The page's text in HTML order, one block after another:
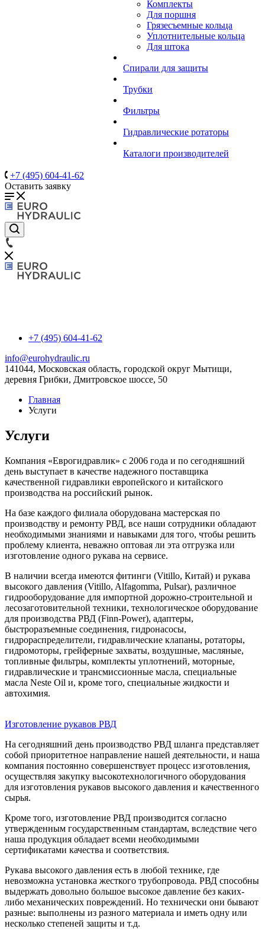
Комплекты
Для поршня
Грязесъемные кольца
Уплотнительные кольца
Для штока
Спирали для защиты
Трубки
Фильтры
Гидравлические ротаторы
Каталоги производителей
+7 (495) 604-41-62
Оставить заявку
+7 (495) 604-41-62
info@eurohydraulic.ru
141044, Московская область, городской округ Мытищи,
деревня Грибки, Дмитровское шоссе, 50
Главная
Услуги
Услуги
Компания «Еврогидравлик» с 2006 года и по сегодняшний
день выступает в качестве надежного поставщика
качественной гидравлики европейского и китайского
производства на российский рынок.
На базе каждого филиала оборудована мастерская по
производству и ремонту РВД, все наши сотрудники обладают
необходимыми знаниями и навыками для того, чтобы решить
проблему клиента, неважно оптовая ли эта отгрузка или
изготовление одного рукава на сервисе.
В наличии всегда имеются фитинги (Vitillo, Китай) и рукава
высокого давления (Vitillo, Alfagomma, Pulsar), различное
гидрооборудование для импортной дорожно-строительной и
лесозаготовительной техники, технологическое оборудование
для производства РВД (Finn-Power), адаптеры,
быстроразъемные соединения, гидронасосы,
гидрораспределители, гидравлические клапаны, ротаторы,
гидромоторы, грейферные захваты, воздушные, масляные,
топливные фильтры, комплекты уплотнений, моторные,
гидравлические и трансмиссионные масла, специальные
масла Neste Oil и, кроме того, специальные жидкости и
автохимия.
Изготовление рукавов РВД
На сегодняшний день производство РВД шланга представляет
собой приоритетное направление нашей деятельности, и наша
компания постоянно совершенствует процесс изготовления,
осуществляя закупку высокотехнологичного оборудования
для изготовления рукавов высокого давления и качественного
сырья.
Кроме того, изготовление РВД производится согласно
утвержденным государственным стандартам, вследствие чего
наша продукция обладает всеми необходимыми
сертификатами качества и соответствия.
Рукава высокого давления есть в любой технике, где
невозможна установка жесткого трубопровода. РВД способны
выдержать довольно большое высокое давление без каких-
либо механических повреждений. Но технически они бывают
разные: выполнены из разного материала и иметь одну или
несколько степеней защиты и т.д.